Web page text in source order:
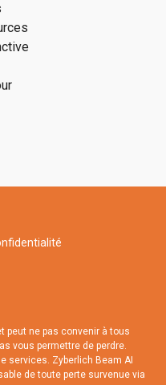
peut ne pas convenir à tous
vous permettre de perdre.
services. Zyberlich Beam AI
de toute perte survenue via